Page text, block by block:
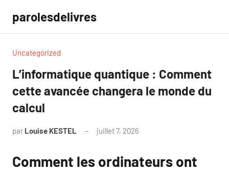
contenu
parolesdelivres
Uncategorized
L’informatique quantique : Comment
cette avancée changera le monde du
calcul
par Louise KESTEL juillet 7, 2026
Comment les ordinateurs ont